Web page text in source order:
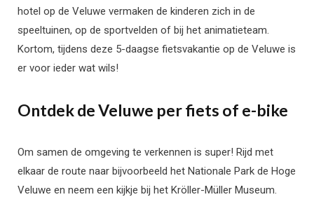
hotel op de Veluwe vermaken de kinderen zich in de
speeltuinen, op de sportvelden of bij het animatieteam.
Kortom, tijdens deze 5-daagse fietsvakantie op de Veluwe is
er voor ieder wat wils!
Ontdek de Veluwe per fiets of e-bike
Om samen de omgeving te verkennen is super! Rijd met
elkaar de route naar bijvoorbeeld het Nationale Park de Hoge
Veluwe en neem een kijkje bij het Kröller-Müller Museum.